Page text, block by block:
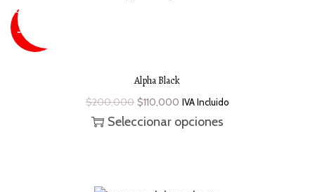
SUPER
- 45 %
Alpha Black
$200,000 $110,000 IVA Incluido
Seleccionar opciones